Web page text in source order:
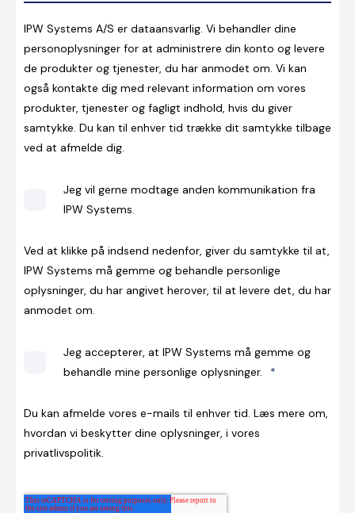
IPW Systems A/S er dataansvarlig. Vi behandler dine
personoplysninger for at administrere din konto og levere
de produkter og tjenester, du har anmodet om. Vi kan
også kontakte dig med relevant information om vores
produkter, tjenester og fagligt indhold, hvis du giver
samtykke. Du kan til enhver tid trække dit samtykke tilbage
ved at afmelde dig.
Jeg vil gerne modtage anden kommunikation fra
IPW Systems.
Ved at klikke på indsend nedenfor, giver du samtykke til at,
IPW Systems må gemme og behandle personlige
oplysninger, du har angivet herover, til at levere det, du har
anmodet om.
Jeg accepterer, at IPW Systems må gemme og
behandle mine personlige oplysninger.
*
Du kan afmelde vores e-mails til enhver tid. Læs mere om,
hvordan vi beskytter dine oplysninger, i vores
privatlivspolitik.